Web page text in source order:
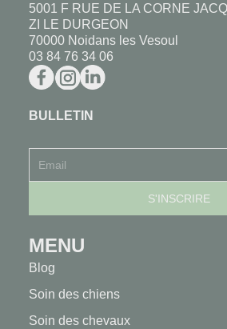
5001 F RUE DE LA CORNE
ZI LE DURGEON
70000 Noidans les Vesoul
03 84 76 34 06
BULLETIN
MENU
Blog
Soin des chiens
Soin des chevaux